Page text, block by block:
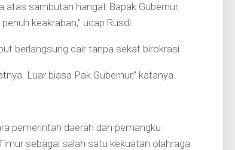
atas sambutan hangat Bapak Gubernur.
keakraban,” ucap Rusdi.
berlangsung cair tanpa sekat birokrasi.
Luar biasa Pak Gubernur,” katanya.
pemerintah daerah dan pemangku
sebagai salah satu kekuatan olahraga